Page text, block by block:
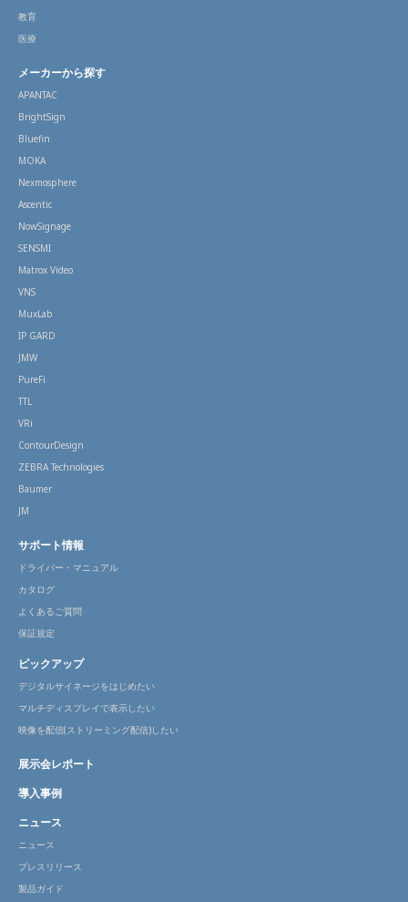
教育
医療
メーカーから探す
APANTAC
BrightSign
Bluefin
MOKA
Nexmosphere
Ascentic
NowSignage
SENSMI
Matrox Video
VNS
MuxLab
IP GARD
JMW
PureFi
TTL
VRi
ContourDesign
ZEBRA Technologies
Baumer
JM
サポート情報
ドライバー・マニュアル
カタログ
よくあるご質問
保証規定
ピックアップ
デジタルサイネージをはじめたい
マルチディスプレイで表示したい
映像を配信(ストリーミング配信)したい
展示会レポート
導入事例
ニュース
ニュース
プレスリリース
製品ガイド